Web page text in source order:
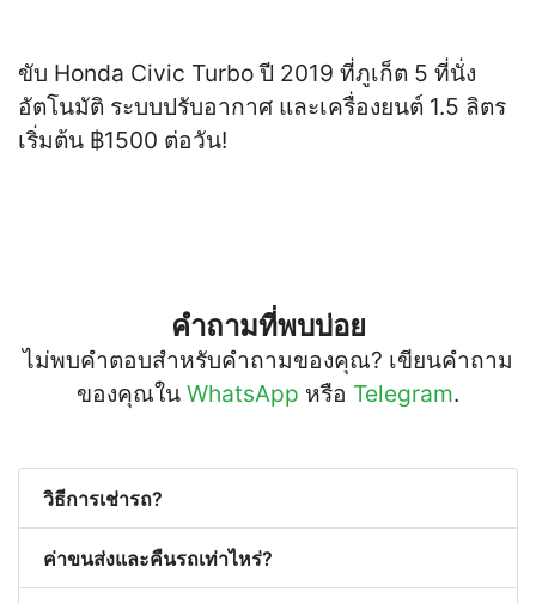
ขับ Honda Civic Turbo ปี 2019 ที่ภูเก็ต 5 ที่นั่ง
อัตโนมัติ ระบบปรับอากาศ และเครื่องยนต์ 1.5 ลิตร
เริ่มต้น ฿1500 ต่อวัน!
คำถามที่พบบ่อย
ไม่พบคำตอบสำหรับคำถามของคุณ? เขียนคำถาม
ของคุณใน WhatsApp หรือ Telegram.
วิธีการเช่ารถ?
ค่าขนส่งและคืนรถเท่าไหร่?